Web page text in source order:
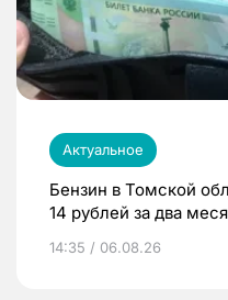
Актуальное
Бензин в Томской
14 рублей за два
14:35 / 06.08.26